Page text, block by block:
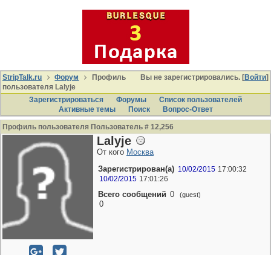
Вы не зарегистрировались. [Войти]
StripTalk.ru Форум
Профиль
пользователя Lalyje
Зарегистрироваться
Форумы
Список пользователей
Активные темы
Поиcк Вопрос-Ответ
Профиль пользователя Пользователь # 12,256
Lalyje
От кого Москва
Зарегистрирован(а) 10/02/2015 17:00:32
10/02/2015 17:01:26
Всего сообщений 0 (guest)
0